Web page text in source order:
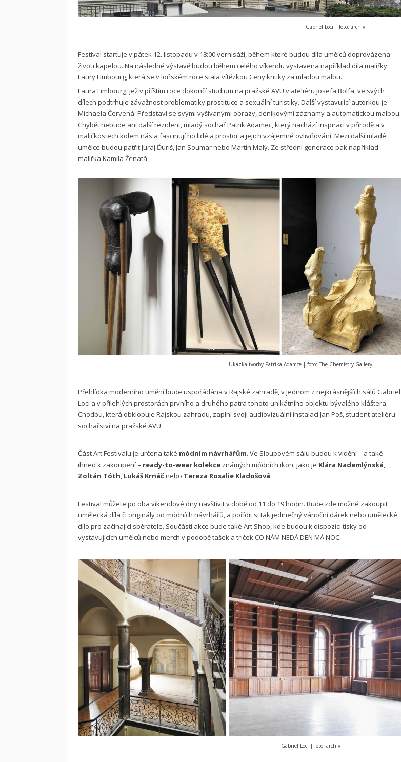
Gabriel Loci | foto: archiv
Festival startuje v pátek 12. listopadu v 18:00 vernisáží, během které budou díla umělců doprovázena
živou kapelou. Na následné výstavě budou během celého víkendu vystavena například díla malířky
Laury Limbourg, která se v loňském roce stala vítězkou Ceny kritiky za mladou malbu.
Laura Limbourg, jež v příštím roce dokončí studium na pražské AVU v ateliéru Josefa Bolfa, ve svých
dílech podtrhuje závažnost problematiky prostituce a sexuální turistiky. Další vystavující autorkou je
Michaela Červená. Představí se svými vyšívanými obrazy, deníkovými záznamy a automatickou malbou.
Chybět nebude ani další rezident, mladý sochař Patrik Adamec, který nachází inspiraci v přírodě a v
maličkostech kolem nás a fascinují ho lidé a prostor a jejich vzájemné ovlivňování. Mezi další mladé
umělce budou patřit Juraj Ďuriš, Jan Soumar nebo Martin Malý. Ze střední generace pak například
malířka Kamila Ženatá.
Ukázka tvorby Patrika Adamce | foto: The Chemistry Gallery
Přehlídka moderního umění bude uspořádána v Rajské zahradě, v jednom z nejkrásnějších sálů Gabriel
Loci a v přilehlých prostorách prvního a druhého patra tohoto unikátního objektu bývalého kláštera.
Chodbu, která obklopuje Rajskou zahradu, zaplní svoji audiovizuální instalací Jan Poš, student ateliéru
sochařství na pražské AVU.
Část Art Festivalu je určena také módním návrhářům. Ve Sloupovém sálu budou k vidění – a také
ihned k zakoupení – ready-to-wear kolekce známých módních ikon, jako je Klára Nademlýnská,
Zoltán Tóth, Lukáš Krnáčnebo Tereza Rosalie Kladošová.
Festival můžete po oba víkendové dny navštívit v době od 11 do 19 hodin. Bude zde možné zakoupit
umělecká díla či originály od módních návrhářů, a pořídit si tak jedinečný vánoční dárek nebo umělecké
dílo pro začínající sběratele. Součástí akce bude také Art Shop, kde budou k dispozici tisky od
vystavujících umělců nebo merch v podobě tašek a triček CO NÁM NEDÁ DEN MÁ NOC.
Gabriel Loci | foto: archiv